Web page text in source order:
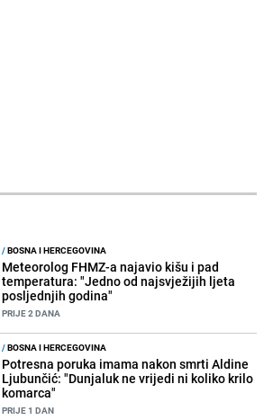
/BOSNA I HERCEGOVINA
Meteorolog FHMZ-a najavio kišu i pad
temperatura: "Jedno od najsvježijih ljeta
posljednjih godina"
PRIJE 2 DANA
/BOSNA I HERCEGOVINA
Potresna poruka imama nakon smrti Aldine
Ljubunčić: "Dunjaluk ne vrijedi ni koliko krilo
komarca"
PRIJE 1 DAN